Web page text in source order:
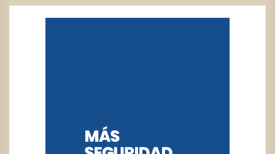
ENTRADAS